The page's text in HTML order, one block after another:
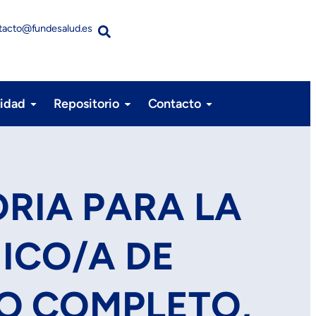
Repositorio Contacto
PARA LA
A DE
COMPLETO,